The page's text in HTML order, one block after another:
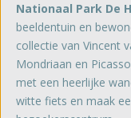
Nationaal Park De
beeldentuin en
collectie van Vincent
Mondriaan en
met een heerlijke
witte fiets en maak